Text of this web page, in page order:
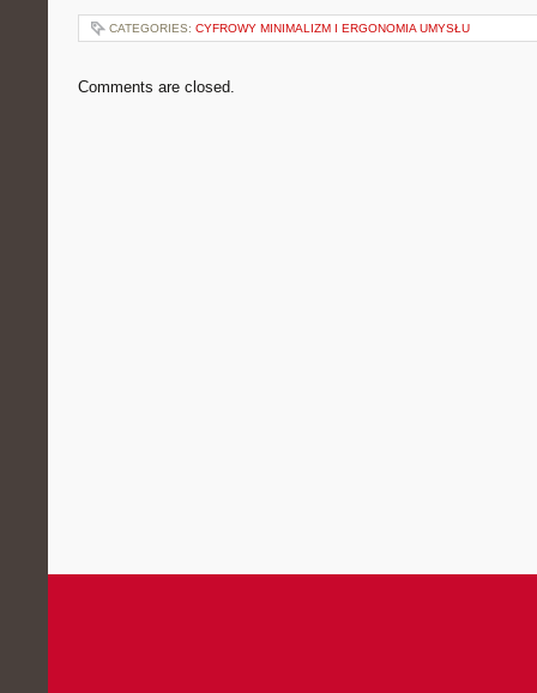
CATEGORIES: CYFROWY MINIMALIZM I ERGONOMIA UMYSŁU
Comments are closed.